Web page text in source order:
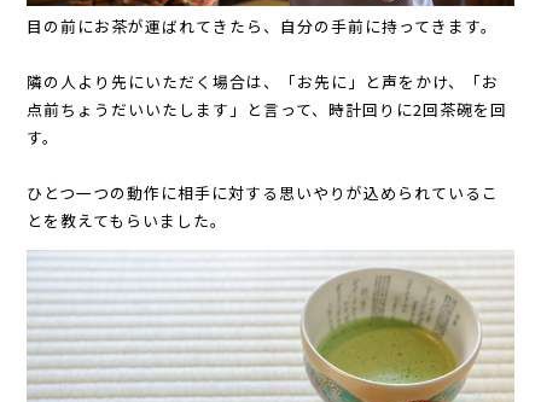
目の前にお茶が運ばれてきたら、自分の手前に持ってきます。
隣の人より先にいただく場合は、「お先に」と声をかけ、「お
点前ちょうだいいたします」と言って、時計回りに2回茶碗を回
す。
ひとつ一つの動作に相手に対する思いやりが込められているこ
とを教えてもらいました。